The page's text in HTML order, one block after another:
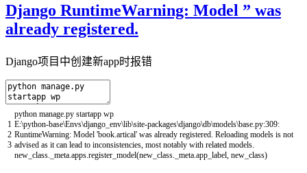
Django RuntimeWarning: Model ” was
already registered.
Django项目中创建新app时报错
1
2
3
python manage py startapp wp
E:\python-base\Envs\django_env\lib\site-packages\django\db\models\base py:309:
RuntimeWarning: Model 'book.artical' was already registered Reloading models is not
advised as it can lead to inconsistencies most notably with related models
new_class
_meta apps register_model(new_class _meta app_label new_class)